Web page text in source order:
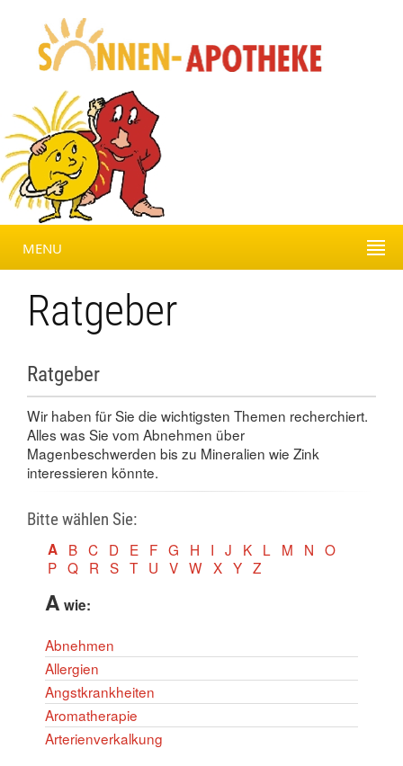
MENU
Ratgeber
Ratgeber
Wir haben für Sie die wichtigsten Themen recherchiert.
Alles was Sie vom Abnehmen über
Magenbeschwerden bis zu Mineralien wie Zink
interessieren könnte.
Bitte wählen Sie:
A B C D E F G H I J K L M N O
P Q R S T U V W X Y Z
A wie:
Abnehmen
Allergien
Angstkrankheiten
Aromatherapie
Arterienverkalkung